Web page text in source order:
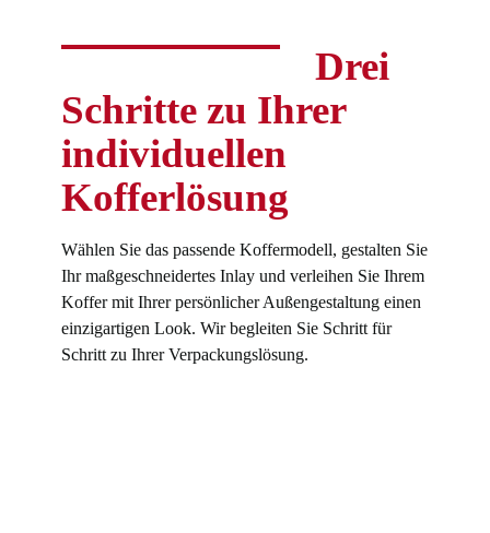
Drei
Schritte zu Ihrer
individuellen
Kofferlösung
Wählen Sie das passende Koffermodell, gestalten Sie
Ihr maßgeschneidertes Inlay und verleihen Sie Ihrem
Koffer mit Ihrer persönlicher Außengestaltung einen
einzigartigen Look. Wir begleiten Sie Schritt für
Schritt zu Ihrer Verpackungslösung.